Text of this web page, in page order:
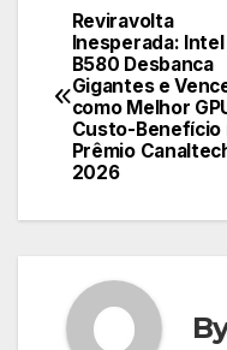
descrições claras e
objetivas,
promovendo maior
transparência e
controle sobre o
sistema.
de
Post
Reviravolta
Inesperada:
B580 Desbanca
Gigantes e
como Melhor
Custo-Benefício
Prêmio
2026